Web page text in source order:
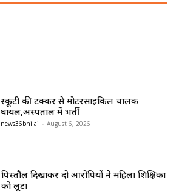
स्कूटी की टक्कर से मोटरसाइकिल चालक
घायल,अस्पताल में भर्ती
news36bhilai - August 6, 2026
पिस्तौल दिखाकर दो आरोपियों ने महिला शिक्षिका
को लूटा